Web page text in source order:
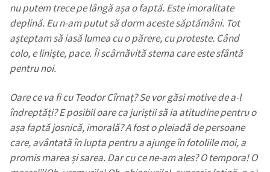
in English
на русском
nu putem trece pe lângă așa o faptă. Este imoralitate
deplină. Eu n-am putut să dorm aceste săptămâni. Tot
așteptam să iasă lumea cu o părere, cu proteste. Când
colo, e liniște, pace. Îi scârnăvită stema care este sfântă
pentru noi.
Oare ce va fi cu Teodor Cîrnaț? Se vor găsi motive de a-l
îndreptăți? E posibil oare ca juriștii să ia atitudine pentru o
așa faptă josnică, imorală? A fost o pleiadă de persoane
care, avântată în lupta pentru a ajunge în fotoliile moi, a
promis marea și sarea. Dar cu ce ne-am ales? O tempora! O